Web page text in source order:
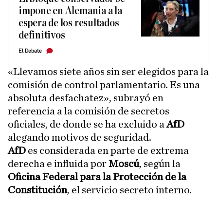
impone en Alemania a la
espera de los resultados
definitivos
El Debate
«Llevamos siete años sin ser elegidos para la
comisión de control parlamentario. Es una
absoluta desfachatez», subrayó en
referencia a la comisión de secretos
oficiales, de donde se ha excluido aAfD
alegando motivos de seguridad.
AfD es considerada en parte de extrema
derecha e influida porMoscú, según la
Oficina Federal para la Protección de la
Constitución, el servicio secreto interno.